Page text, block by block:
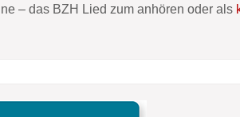
– das BZH Lied zum anhören oder als